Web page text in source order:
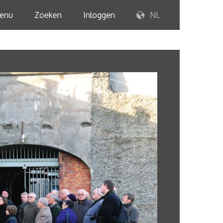
Zoeken Inloggen NL